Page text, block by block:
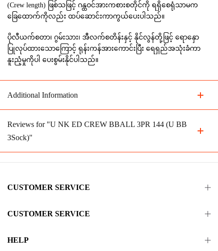
(Crew length) ဖြစ်သဖြင့် ဂန္ထဝင်အားကစားစတိုင်ကို ရရှိစေရုံသာမက
ခြေထောက်ကိုလည်း ထပ်ဆောင်းကာကွယ်ပေးပါသည်။
ပိုလီယက်စတာ၊ ဂွမ်းသား၊ အီလက်စတိန်းနှင့် နိုင်လွန်တို့ဖြင့် ရောနှော
ပြုလုပ်ထားသောကြောင့် ရုန်းကန်အားကောင်းပြီး ရေရှည်အသုံးခံကာ
နူးညံ့မှုကိုပါ ပေးစွမ်းနိုင်ပါသည်။
Additional Information
Reviews for "U NK ED CREW BBALL 3PR 144 (U BB
3Sock)"
CUSTOMER SERVICE
CUSTOMER SERVICE
HELP